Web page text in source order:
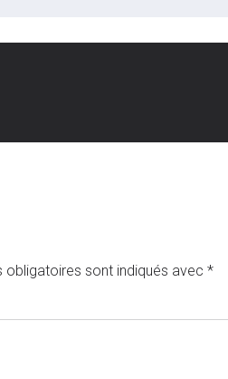
obligatoires sont indiqués avec *